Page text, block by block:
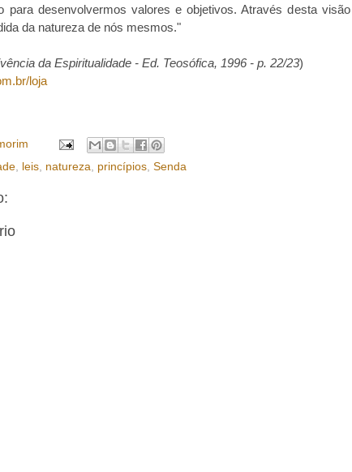
para desenvolvermos valores e objetivos. Através desta
da natureza de nós mesmos."
da Espiritualidade - Ed. Teosófica, 1996 - p. 22/23)
loja
leis natureza princípios Senda